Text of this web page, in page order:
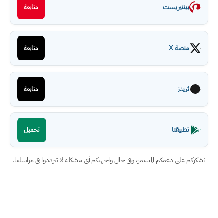
بينتيريست متابعة
منصة X متابعة
ثريدز متابعة
تطبيقنا تحميل
نشكركم على دعمكم المستمر، وفي حال واجهتكم أي مشكلة لا تترددوا في مراسلتنا.